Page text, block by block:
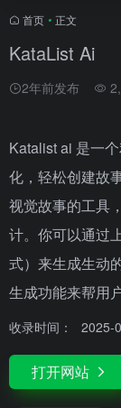
首页 • 正文
KataList Ai
2年前发布
Katalist ai 是一
化，轻松创建故
视觉故事的工具
计。你可以通过
式）来生成生动
生成功能来帮用
收录时间： 2025-
打开网站